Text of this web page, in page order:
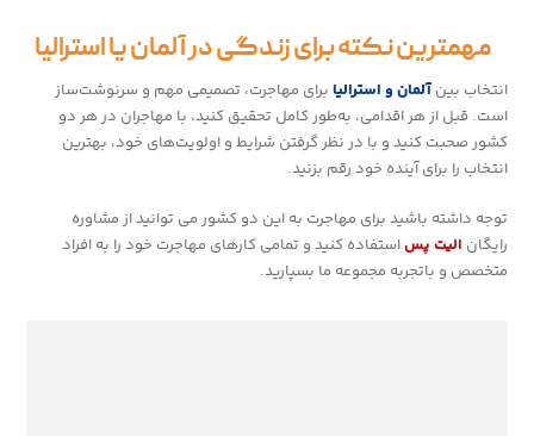
مهمترین نکته برای زندگی در آلمان یا استرالیا
انتخاب بینآلمان و استرالیا برای مهاجرت، تصمیمی مهم و سرنوشت‌ساز
است. قبل از هر اقدامی، به‌طور کامل تحقیق کنید، با مهاجران در هر دو
کشور صحبت کنید و با در نظر گرفتن شرایط و اولویت‌های خود، بهترین
انتخاب را برای آینده خود رقم بزنید.
توجه داشته باشید برای مهاجرت به این دو کشور می توانید از مشاوره
رایگان الیت پساستفاده کنید و تمامی کارهای مهاجرت خود را به افراد
متخصص و باتجربه مجموعه ما بسپارید.